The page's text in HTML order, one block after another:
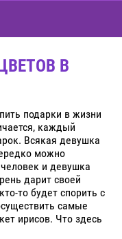
В
подарки в жизни
каждый
Всякая девушка
можно
и девушка
дарит своей
то будет спорить с
самые
ирисов. Что здесь